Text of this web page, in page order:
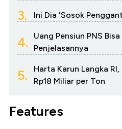
3. Ini Dia 'Sosok
4.
Uang Pensiun PNS
Penjelasannya
5.
Harta Karun Langka
Rp18 Miliar per Ton
Features